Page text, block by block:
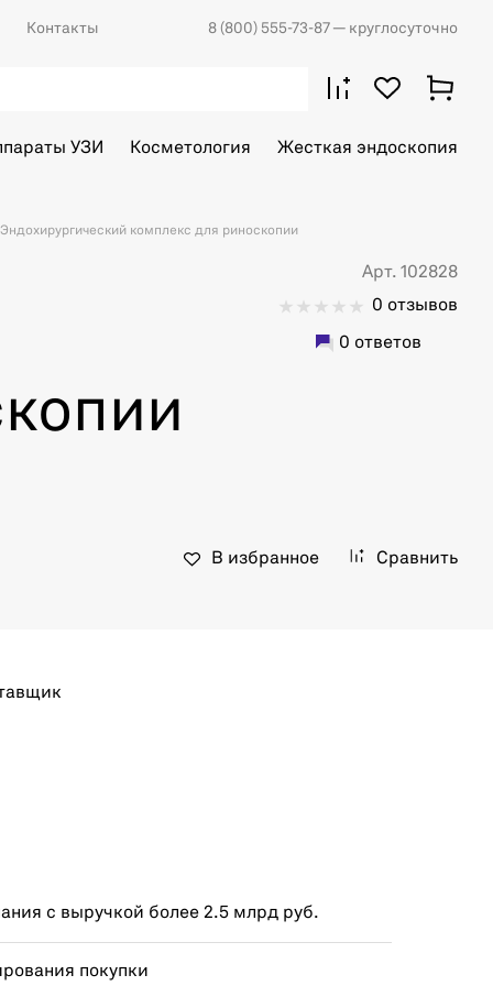
Контакты 8 (800) 555-73-87 — круглосуточно
УЗИ Косметология Жесткая эндоскопия
комплекс для риноскопии
Арт. 102828
0 отзывов
0 ответов
В избранное Сравнить
с выручкой более 2.5 млрд руб.
покупки